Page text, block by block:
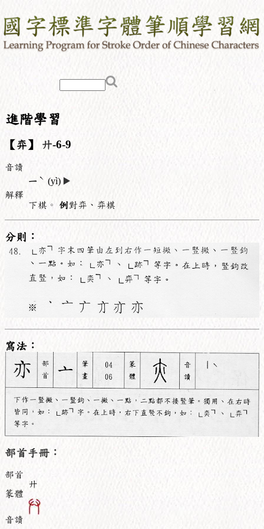
進階學習
【弈】 廾-6-9
音讀
ㄧ ˋ (yì) ▶️
解釋
下棋。 例對弈、弈棋
分則：
寫法：
部首手冊：
部首
廾
篆體
音讀